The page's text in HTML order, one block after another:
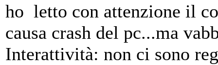
ho letto con attenzione il
causa crash del pc...ma
Interattività: non ci sono